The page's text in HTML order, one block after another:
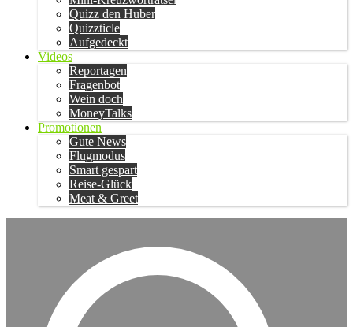
Quizz den Huber
Quizzticle
Aufgedeckt
Videos
Reportagen
Fragenbot
Wein doch
MoneyTalks
Promotionen
Gute News
Flugmodus
Smart gespart
Reise-Glück
Meat & Greet